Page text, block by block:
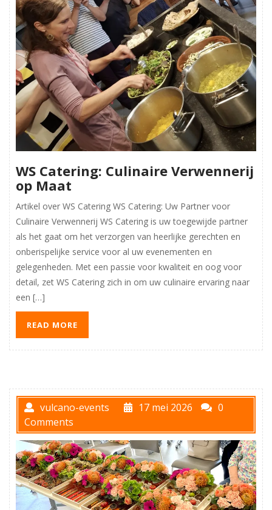
WS Catering: Culinaire Verwennerij
op Maat
Artikel over WS Catering WS Catering: Uw Partner voor
Culinaire Verwennerij WS Catering is uw toegewijde partner
als het gaat om het verzorgen van heerlijke gerechten en
onberispelijke service voor al uw evenementen en
gelegenheden. Met een passie voor kwaliteit en oog voor
detail, zet WS Catering zich in om uw culinaire ervaring naar
een […]
READ MORE
vulcano-events 17 mei 2026
0
Comments